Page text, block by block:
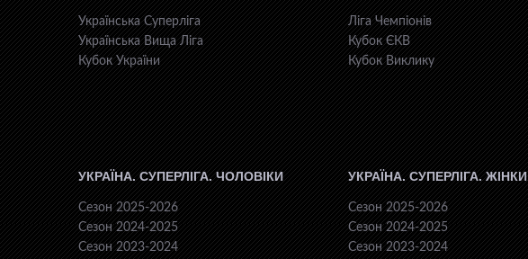
Українська Суперліга
Українська Вища Ліга
Кубок України
Ліга Чемпіонів
Кубок ЄКВ
Кубок Виклику
УКРАЇНА. СУПЕРЛІГА. ЧОЛОВІКИ
Сезон 2025-2026
Сезон 2024-2025
Сезон 2023-2024
УКРАЇНА. СУПЕРЛІГА. ЖІНКИ
Сезон 2025-2026
Сезон 2024-2025
Сезон 2023-2024